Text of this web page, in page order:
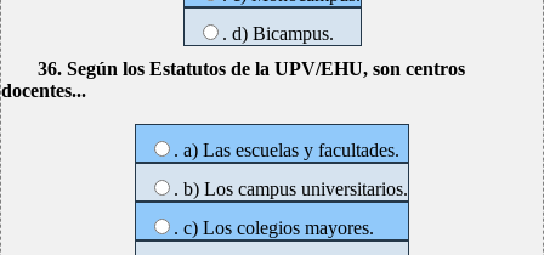
. d) Bicampus.
36. Según los Estatutos de la UPV/EHU, son centros
docentes...
. a) Las escuelas y facultades.
. b) Los campus universitarios.
. c) Los colegios mayores.